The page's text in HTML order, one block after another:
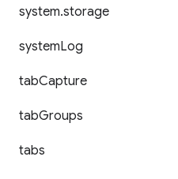
system.storage
systemLog
tabCapture
tabGroups
tabs